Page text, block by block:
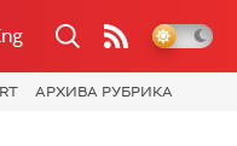
АРХИВА РУБРИКА